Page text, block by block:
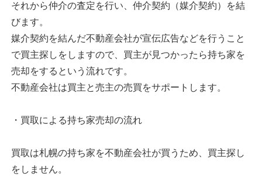
それから仲介の査定を行い、仲介契約（媒介契約）を結
びます。
媒介契約を結んだ不動産会社が宣伝広告などを行うこと
で買主探しをしますので、買主が見つかったら持ち家を
売却をするという流れです。
不動産会社は買主と売主の売買をサポートします。
・買取による持ち家売却の流れ
買取は札幌の持ち家を不動産会社が買うため、買主探し
をしません。